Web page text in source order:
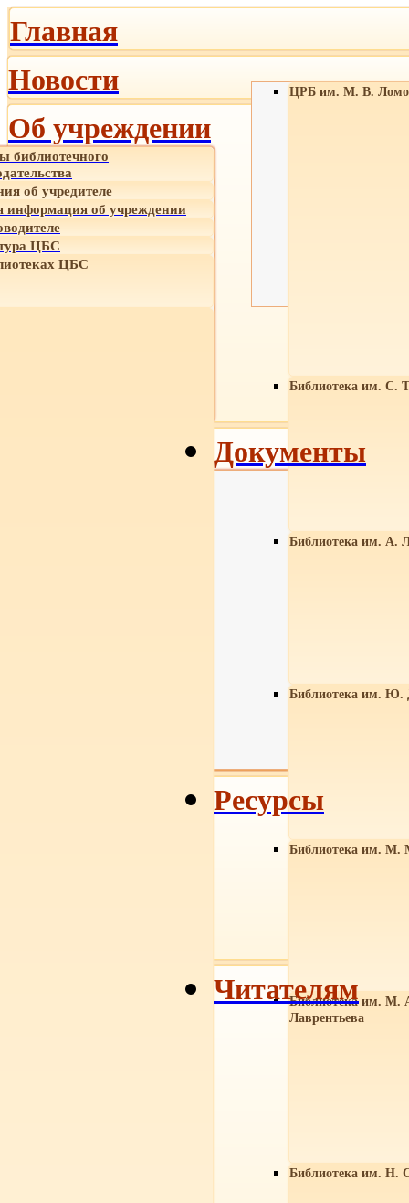
Главная
Новости
Об учреждении
библиотечного
об учредителе
об учреждении
ЦБС
ЦБС
ЦРБ им. М. В.
Библиотека им. С.
Библиотека им. А.
Библиотека им. Ю.
Библиотека им. М.
Библиотека им. М.
Лаврентьева
Библиотека им. Н.
Документы
Ресурсы
Читателям